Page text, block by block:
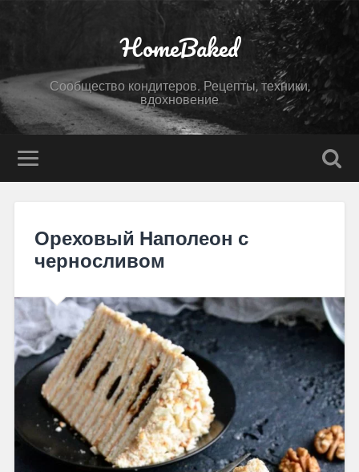
HomeBaked
Сообщество кондитеров. Рецепты, техники,
вдохновение
Ореховый Наполеон с
черносливом